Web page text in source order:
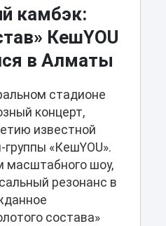
камбэк:
КешYOU
в Алматы
стадионе
концерт,
известной
«КешYOU».
масштабного шоу,
резонанс в
состава»